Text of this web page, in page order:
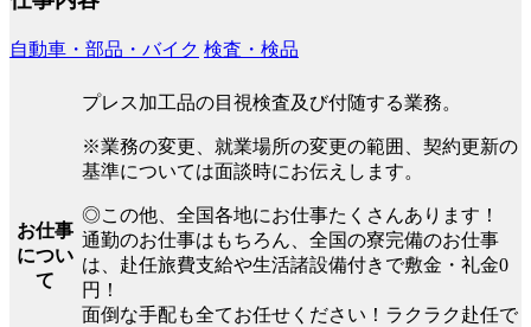
自動車・部品・バイク 検査・検品
お仕事
につい
て
プレス加工品の目視検査及び付随する業務。
※業務の変更、就業場所の変更の範囲、契約更新の
基準については面談時にお伝えします。
◎この他、全国各地にお仕事たくさんあります！
通勤のお仕事はもちろん、全国の寮完備のお仕事
は、赴任旅費支給や生活諸設備付きで敷金・礼金0
円！
面倒な手配も全てお任せください！ラクラク赴任で